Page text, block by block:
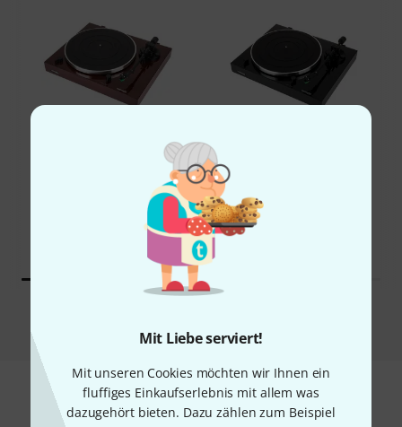
Mit Liebe serviert!
Mit unseren Cookies möchten wir Ihnen ein
fluffiges Einkaufserlebnis mit allem was
dazugehört bieten. Dazu zählen zum Beispiel
GENAU DIESES PRODUKT Thorens TD 202 black
Zubehör & passende Artikel